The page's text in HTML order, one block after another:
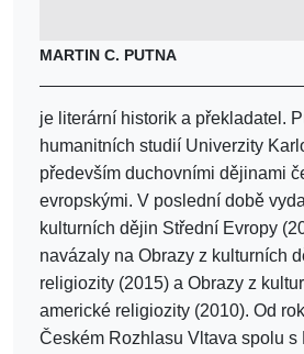
MARTIN C. PUTNA
je literární historik a překladatel.
humanitních studií Univerzity
především duchovními dějinami
evropskými. V poslední době
kulturních dějin Střední Evropy
navázaly na Obrazy z kulturních
religiozity (2015) a Obrazy z
americké religiozity (2010). Od
Českém Rozhlasu Vltava spolu s